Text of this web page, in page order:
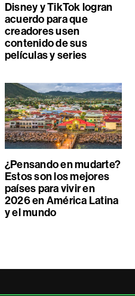
Disney y TikTok logran
acuerdo para que
creadores usen
contenido de sus
películas y series
¿Pensando en mudarte?
Estos son los mejores
países para vivir en
2026 en América Latina
y el mundo